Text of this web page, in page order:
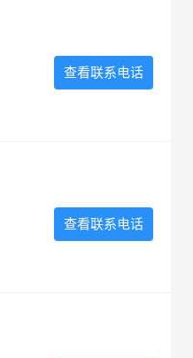
查看联系电话
查看联系电话